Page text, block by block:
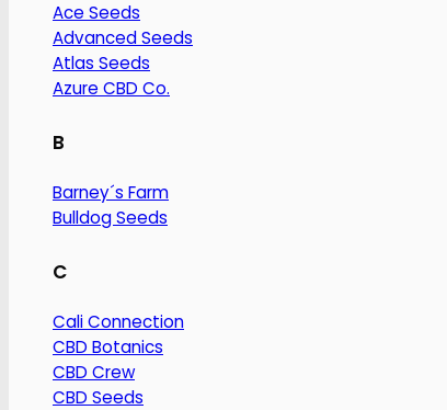
Ace Seeds
Advanced Seeds
Atlas Seeds
Azure CBD Co.
B
Barney´s Farm
Bulldog Seeds
C
Cali Connection
CBD Botanics
CBD Crew
CBD Seeds